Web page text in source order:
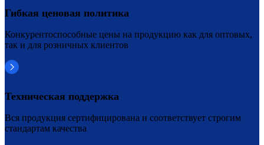
Гибкая ценовая политика
Конкурентоспособные цены на продукцию как для оптовых,
так и для розничных клиентов
Техническая поддержка
Вся продукция сертифицирована и соответствует строгим
стандартам качества